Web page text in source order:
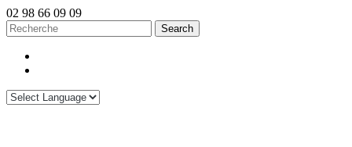
02 98 66 09 09